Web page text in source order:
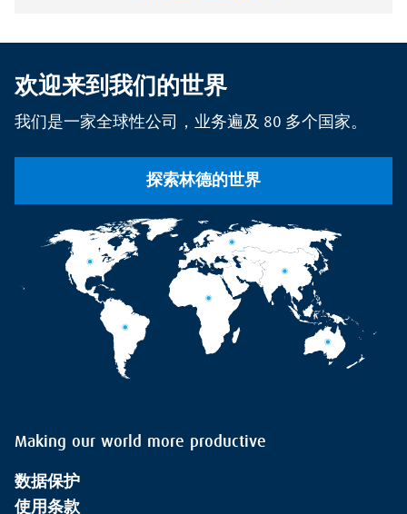
欢迎来到我们的世界
我们是一家全球性公司，业务遍及 80 多个国家。
探索林德的世界
Making our world more productive
数据保护
使用条款